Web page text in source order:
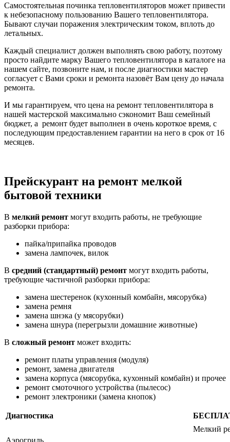
Самостоятельная починка тепловентиляторов может привести
к небезопасному пользованию Вашего тепловентилятора.
Бывают случаи поражения электрическим током, вплоть до
летальных.
Каждый специалист должен выполнять свою работу, поэтому
просто найдите марку Вашего тепловентилятора в каталоге на
нашем сайте, позвоните нам, и после диагностики мастер
согласует с Вами сроки и ремонта назовёт Вам цену до начала
ремонта.
И мы гарантируем, что цена на ремонт тепловентилятора в
нашей мастерской максимально сэкономит Ваш семейный
бюджет, а ремонт будет выполнен в очень короткое время, с
последующим предоставлением гарантии на него в срок от 16
месяцев.
Прейскурант на ремонт мелкой
бытовой техники
В мелкий ремонт могут входить работы, не требующие
разборки прибора:
пайка/припайка проводов
замена лампочек, вилок
В средний (стандартный) ремонт могут входить работы,
требующие частичной разборки прибора:
замена шестеренок (кухонный комбайн, мясорубка)
замена ремня
замена шнэка (у мясорубки)
замена шнура (перегрызли домашние животные)
В сложный ремонт может входить:
ремонт платы управления (модуля)
ремонт, замена двигателя
замена корпуса (мясорубка, кухонный комбайн) и прочее
ремонт смоточного устройства (пылесос)
ремонт электроники (замена кнопок)
Диагностика
Мелкий
Аэрогриль